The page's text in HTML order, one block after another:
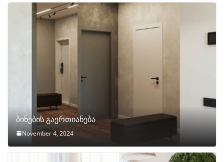
ბინების გაერთიანება
November 4, 2024